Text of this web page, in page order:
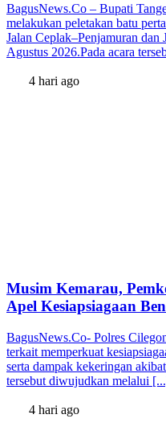
BagusNews.Co – Bupati
melakukan peletakan batu
Jalan Ceplak–Penjamuran
Agustus 2026.Pada acara
4 hari ago
Musim Kemarau,
Apel Kesiapsiagaan
BagusNews.Co- Polres
terkait memperkuat
serta dampak kekeringan
tersebut diwujudkan melalui
4 hari ago